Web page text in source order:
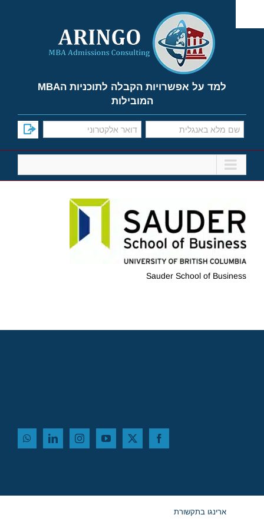
content
למד על אפשרויות הקבלה לתוכניות הMBA
המובילות
Sauder School of Business
ארינגו בתקשורת